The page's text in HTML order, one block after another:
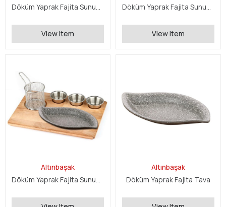
Döküm Yaprak Fajita Sunum Seti
View Item
Döküm Yaprak Fajita Sunum Seti
View Item
Altınbaşak
Döküm Yaprak Fajita Sunum Seti
Altınbaşak
Döküm Yaprak Fajita Tava